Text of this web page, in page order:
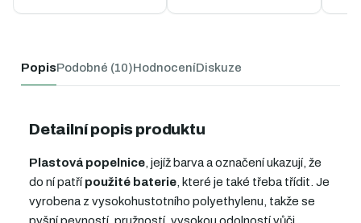
PopisPodobné (10)HodnoceníDiskuze
Detailní popis produktu
Plastová popelnice, jejíž barva a označení ukazují, že
do ní patřípoužité baterie, které je také třeba třídit. Je
vyrobena z vysokohustotního polyethylenu, takže se